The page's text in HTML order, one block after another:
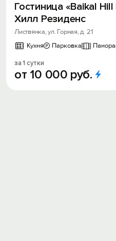
Гостиница «Baikal
Хилл Резиденс
Листвянка, ул. Горная, д. 21
Кухня
Парковка
за 1 сутки
от 10 000 руб.